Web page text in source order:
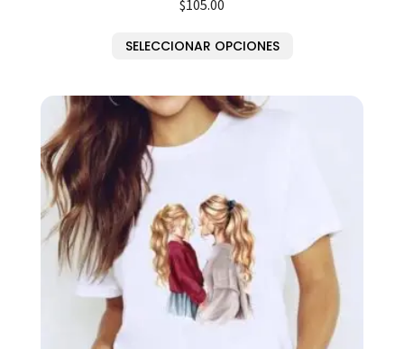
$105.00
SELECCIONAR OPCIONES